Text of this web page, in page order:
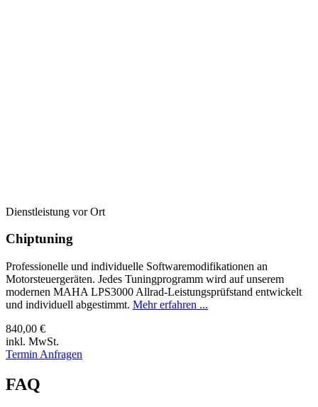
Dienstleistung vor Ort
Chiptuning
Professionelle und individuelle Softwaremodifikationen an
Motorsteuergeräten. Jedes Tuningprogramm wird auf unserem
modernen MAHA LPS3000 Allrad-Leistungsprüfstand entwickelt
und individuell abgestimmt. Mehr erfahren ...
840,00 €
inkl. MwSt.
Termin Anfragen
FAQ